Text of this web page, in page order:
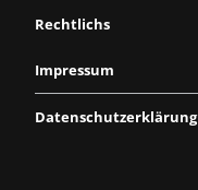
Rechtlichs
Impressum
Datenschutzerklärung